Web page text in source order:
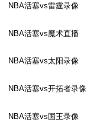
NBA活塞vs雷霆录像
NBA活塞vs魔术直播
NBA活塞vs太阳录像
NBA活塞vs开拓者录像
NBA活塞vs国王录像